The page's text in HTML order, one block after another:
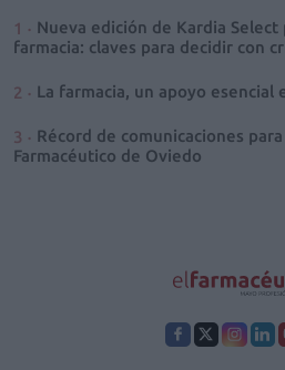
Nueva edición de Kardia
farmacia: claves para decidir con
La farmacia, un apoyo
Récord de comunicaciones
Farmacéutico de Oviedo